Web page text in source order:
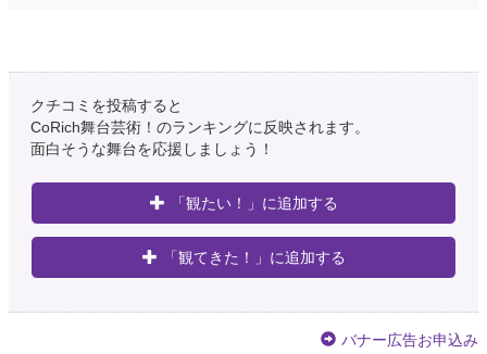
クチコミを投稿すると
CoRich舞台芸術！のランキングに反映されます。
面白そうな舞台を応援しましょう！
「観たい！」に追加する
「観てきた！」に追加する
バナー広告お申込み